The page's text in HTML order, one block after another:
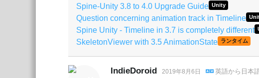
Spine-Unity 3.8 to 4.0 Upgrade Guide Unity
Question concerning animation track in Timeline
Spine Unity - Timeline in 3.7 is completely different
SkeletonViewer with 3.5 AnimationState ランタイム
IndieDoroid 2019年8月6日 英語から 日本